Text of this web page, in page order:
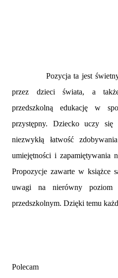
Pozycja ta jest świetnym
przez dzieci świata, a
przedszkolną edukację w
przystępny. Dziecko uczy
niezwykłą łatwość
umiejętności i zapamiętywania
Propozycje zawarte w książce
uwagi na nierówny
przedszkolnym. Dzięki temu
Polecam